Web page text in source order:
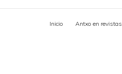
Inicio Antxo en revistas